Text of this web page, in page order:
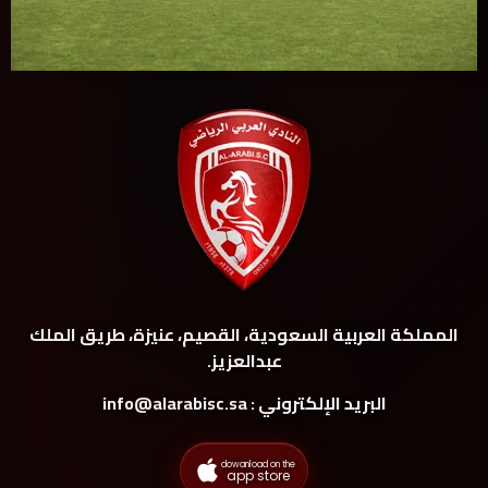
المملكة العربية السعودية، القصيم، عنيزة، طريق الملك
عبدالعزيز.
البريد الإلكتروني : info@alarabisc.sa
dowanload on the
app store